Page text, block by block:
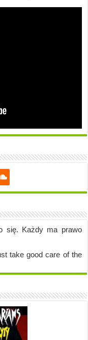
się. Każdy ma prawo
take good care of the